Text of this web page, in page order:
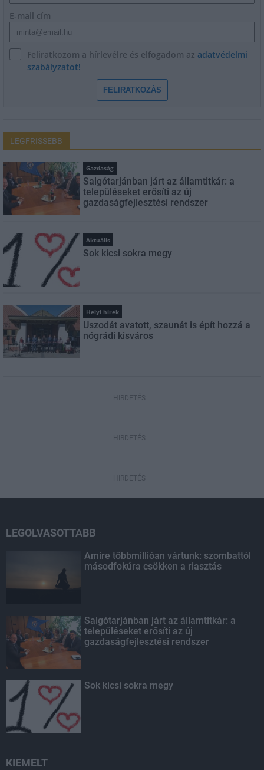
E-mail cím
Feliratkozom a hírlevélre és elfogadom az adatvédelmi
szabályzatot!
FELIRATKOZÁS
LEGFRISSEBB
Gazdaság
Salgótarjánban járt az államtitkár: a
településeket erősíti az új
gazdaságfejlesztési rendszer
Aktuális
Sok kicsi sokra megy
Helyi hírek
Uszodát avatott, szaunát is épít hozzá a
nógrádi kisváros
HIRDETÉS
HIRDETÉS
HIRDETÉS
LEGOLVASOTTABB
Amire többmillióan vártunk: szombattól
másodfokúra csökken a riasztás
Salgótarjánban járt az államtitkár: a
településeket erősíti az új
gazdaságfejlesztési rendszer
Sok kicsi sokra megy
KIEMELT